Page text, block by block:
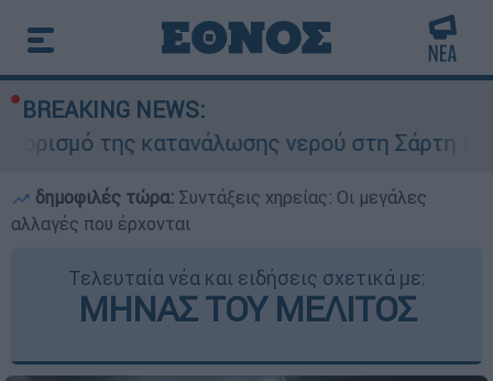
BREAKING NEWS:
της κατανάλωσης νερού στη Σάρτη
δημοφιλές τώρα: Συντάξεις χηρείας: Οι μεγάλες
αλλαγές που έρχονται
Τελευταία νέα και ειδήσεις σχετικά με:
ΜΗΝΑΣ ΤΟΥ ΜΕΛΙΤΟΣ